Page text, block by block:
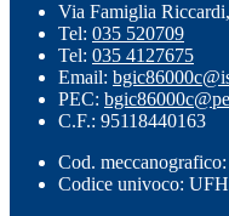
Via Famiglia
Tel: 035 520709
Tel: 035 4127675
Email:
PEC:
C.F.: 95118440163
Cod.
Codice univoco: